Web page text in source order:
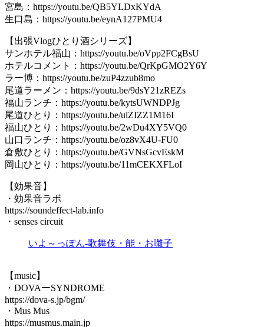
宮島：https://youtu.be/QB5YLDxKYdA
生口島：https://youtu.be/eynA127PMU4
【出張Vlogひとり酒シリーズ】
サンホテル福山：https://youtu.be/oVpp2FCgBsU
ホテルコメント：https://youtu.be/QrKpGMO2Y6Y
ラー博：https://youtu.be/zuP4zzub8mo
尾道ラーメン：https://youtu.be/9dsY21zREZs
福山ランチ：https://youtu.be/kytsUWNDPJg
尾道ひとり：https://youtu.be/ulZIZZ1M16I
福山ひとり：https://youtu.be/2wDu4XY5VQ0
山口ランチ：https://youtu.be/oz8vX4U-FU0
倉敷ひとり：https://youtu.be/GVNsGcvEskM
岡山ひとり：https://youtu.be/11mCEKXFLoI
【効果音】
・効果音ラボ
https://soundeffect-lab.info
・senses circuit
いよ～っぽん-歌舞伎・能・お囃子
【music】
・DOVAーSYNDROME
https://dova-s.jp/bgm/
・Mus Mus
https://musmus.main.jp